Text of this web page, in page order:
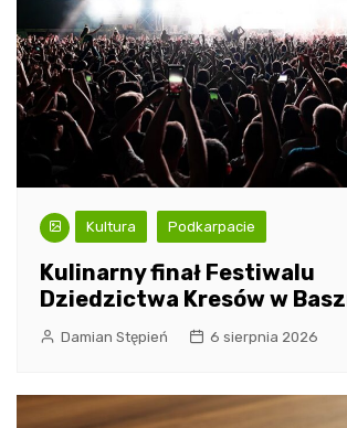
Kultura Podkarpacie
Kulinarny finał Festiwalu
Dziedzictwa Kresów w
Damian Stępień 6 sierpnia 2026